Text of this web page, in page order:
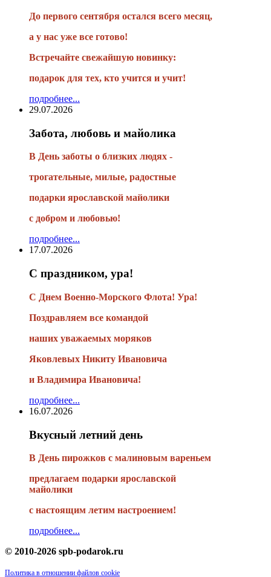
До первого сентября остался всего месяц,
а у нас уже все готово!
Встречайте свежайшую новинку:
подарок для тех, кто учится и учит!
подробнее...
29.07.2026
Забота, любовь и майолика
В День заботы о близких людях -
трогательные, милые, радостные
подарки ярославской майолики
с добром и любовью!
подробнее...
17.07.2026
С праздником, ура!
С Днем Военно-Морского Флота! Ура!
Поздравляем все командой
наших уважаемых моряков
Яковлевых Никиту Ивановича
и Владимира Ивановича!
подробнее...
16.07.2026
Вкусный летний день
В День пирожков с малиновым вареньем
предлагаем подарки ярославской
майолики
с настоящим летим настроением!
подробнее...
© 2010-2026 spb-podarok.ru
Политика в отношении файлов cookie